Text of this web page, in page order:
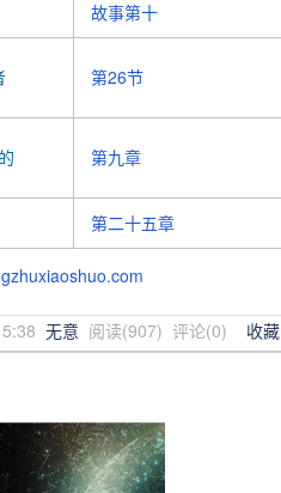
故事第十
第26节
第九章
第二十五章
无意 阅读(907) 评论(0) 收藏